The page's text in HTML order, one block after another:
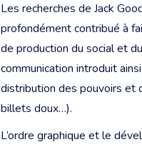
Les recherches de Jack
profondément contribué à
de production du social et
communication introduit
distribution des pouvoirs et
billets doux…).
L’ordre graphique et le